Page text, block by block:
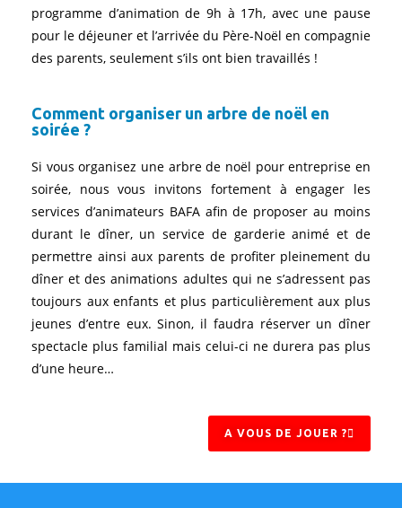
programme d’animation de 9h à 17h, avec une pause
pour le déjeuner et l’arrivée du Père-Noël en compagnie
des parents, seulement s’ils ont bien travaillés !
Comment organiser un arbre de noël en
soirée ?
Si vous organisez une arbre de noël pour entreprise en
soirée, nous vous invitons fortement à engager les
services d’animateurs BAFA afin de proposer au moins
durant le dîner, un service de garderie animé et de
permettre ainsi aux parents de profiter pleinement du
dîner et des animations adultes qui ne s’adressent pas
toujours aux enfants et plus particulièrement aux plus
jeunes d’entre eux. Sinon, il faudra réserver un dîner
spectacle plus familial mais celui-ci ne durera pas plus
d’une heure…
A VOUS DE JOUER ?